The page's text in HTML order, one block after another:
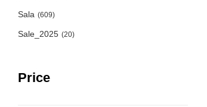
Sala (609)
Sale_2025 (20)
Price